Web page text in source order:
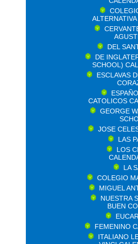
DEL
DE
SCHOOL)
ESCLAVAS
CATOLICOS
GEORGE
JOSE
LAS
LOS
LA
COLEGIO
MIGUEL
NUESTRA
BUEN
FEMENINO
ITALIANO